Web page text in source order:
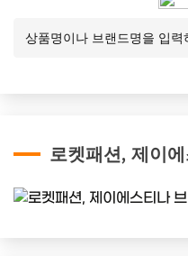
로켓패션, 제이